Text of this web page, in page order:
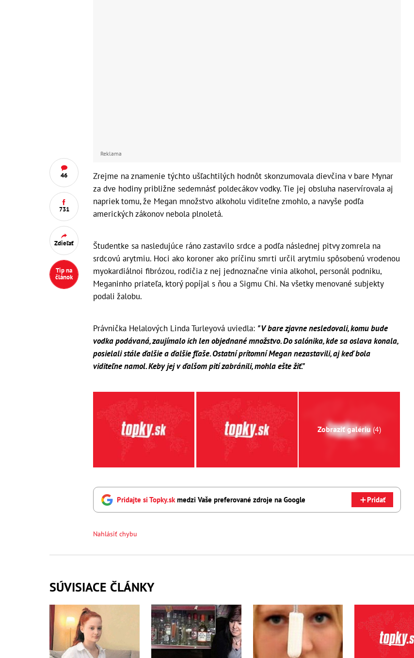
46
731
Zdieľať
Tip na
článok
Reklama
Zrejme na znamenie týchto ušľachtilých hodnôt skonzumovala dievčina v bare Mynar
za dve hodiny približne sedemnásť poldecákov vodky. Tie jej obsluha naservírovala aj
napriek tomu, že Megan množstvo alkoholu viditeľne zmohlo, a navyše podľa
amerických zákonov nebola plnoletá.
Študentke sa nasledujúce ráno zastavilo srdce a podľa následnej pitvy zomrela na
srdcovú arytmiu. Hoci ako koroner ako príčinu smrti určil arytmiu spôsobenú vrodenou
myokardiálnoi fibrózou, rodičia z nej jednoznačne vinia alkohol, personál podniku,
Meganinho priateľa, ktorý popíjal s ňou a Sigmu Chi. Na všetky menované subjekty
podali žalobu.
Právnička Helalových Linda Turleyová uviedla: "V bare zjavne nesledovali, komu bude
vodka podávaná, zaujímalo ich len objednané množstvo. Do salónika, kde sa oslava konala,
posielali stále ďalšie a ďalšie fľaše. Ostatní prítomní Megan nezastavili, aj keď bola
viditeľne namol. Keby jej v ďalšom pití zabránili, mohla ešte žiť."
Zobraziť galériu(4)
Pridajte si Topky.sk medzi Vaše preferované zdroje na Google Pridať
Nahlásiť chybu
SÚVISIACE ČLÁNKY